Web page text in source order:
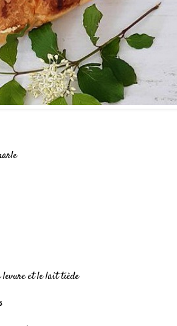
levure et le lait tiède